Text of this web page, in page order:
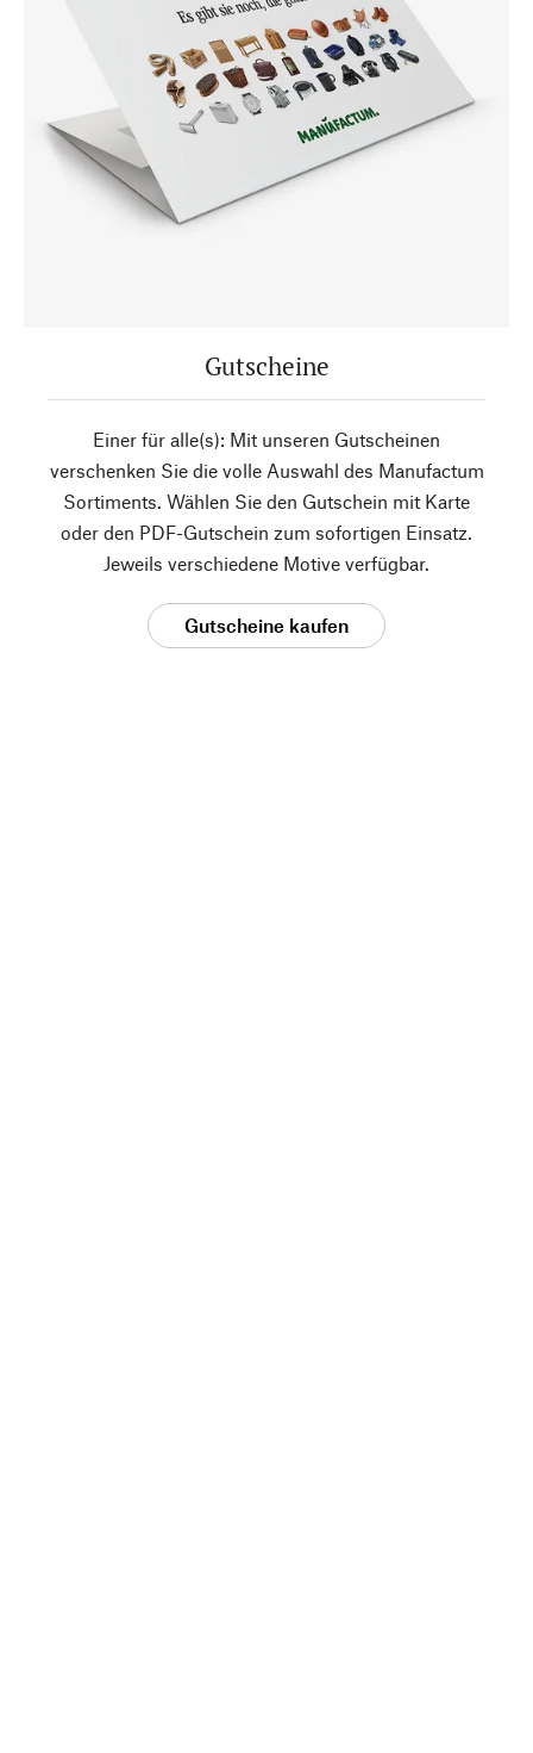
Gutscheine
Einer für alle(s): Mit unseren Gutscheinen
verschenken Sie die volle Auswahl des Manufactum
Sortiments. Wählen Sie den Gutschein mit Karte
oder den PDF-Gutschein zum sofortigen Einsatz.
Jeweils verschiedene Motive verfügbar.
Gutscheine kaufen